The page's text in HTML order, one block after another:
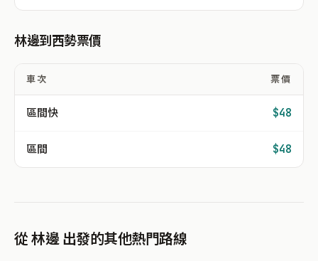
林邊到西勢票價
車次 票價
區間快 $48
區間 $48
從 林邊 出發的其他熱門路線